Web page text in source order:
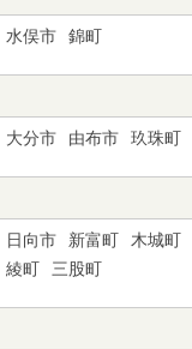
水俣市 錦町
大分市 由布市 玖珠町
日向市 新富町 木城町
綾町
三股町